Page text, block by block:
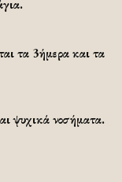
τα 3ήμερα και τα
ψυχικά νοσήματα.